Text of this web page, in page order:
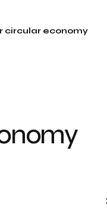
circular economy